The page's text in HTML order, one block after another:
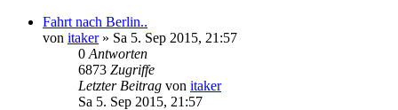
Fahrt nach Berlin..
von itaker» Sa 5. Sep 2015, 21:57
0 Antworten
6873 Zugriffe
Letzter Beitrag von itaker
Sa 5. Sep 2015, 21:57